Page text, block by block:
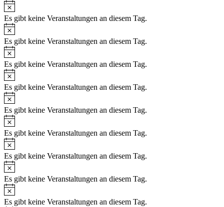
Es gibt keine Veranstaltungen an diesem Tag.
Es gibt keine Veranstaltungen an diesem Tag.
Es gibt keine Veranstaltungen an diesem Tag.
Es gibt keine Veranstaltungen an diesem Tag.
Es gibt keine Veranstaltungen an diesem Tag.
Es gibt keine Veranstaltungen an diesem Tag.
Es gibt keine Veranstaltungen an diesem Tag.
Es gibt keine Veranstaltungen an diesem Tag.
Es gibt keine Veranstaltungen an diesem Tag.